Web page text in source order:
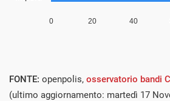
FONTE: openpolis, osservatorio bandi
(ultimo aggiornamento: martedì 17